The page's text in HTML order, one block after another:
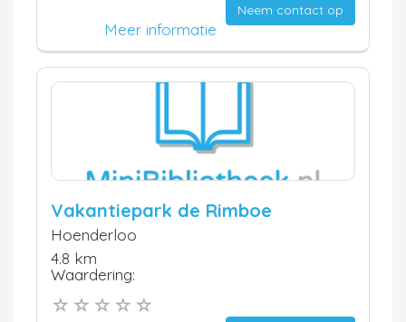
Neem contact op
Meer informatie
Vakantiepark de Rimboe
Hoenderloo
4.8 km
Waardering: